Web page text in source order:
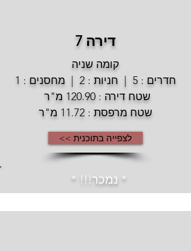
דירה 7
קומה שניה
חדרים : 5 | חניות : 2 | מחסנים : 1
שטח דירה : 120.90 מ"ר
שטח מרפסת : 11.72 מ"ר
לצפייה בתוכנית >>
* נמכר!!! *